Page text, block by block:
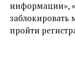
информации»,
заблокировать
пройти